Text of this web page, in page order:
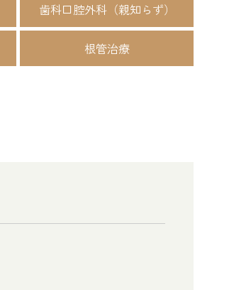
歯科口腔外科（親知らず）
根管治療